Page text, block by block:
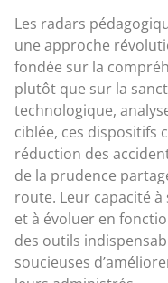
Les radars
une approche
fondée sur la
plutôt que sur la
technologique,
ciblée, ces dispositifs
réduction des
de la prudence
route. Leur capacité à
et à évoluer en
des outils
soucieuses